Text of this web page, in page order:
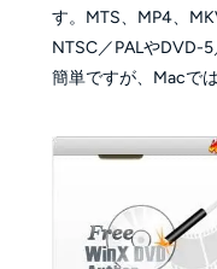
す。MTS、MP4、
NTSC／PALやDVD-
簡単ですが、Macで